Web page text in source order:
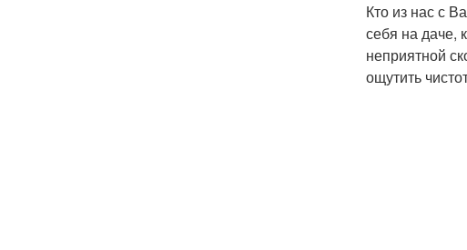
Кто из нас с
себя на даче,
неприятной
ощутить